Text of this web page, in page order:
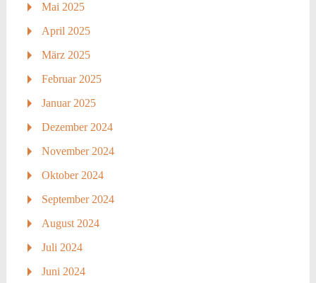
Mai 2025
April 2025
März 2025
Februar 2025
Januar 2025
Dezember 2024
November 2024
Oktober 2024
September 2024
August 2024
Juli 2024
Juni 2024